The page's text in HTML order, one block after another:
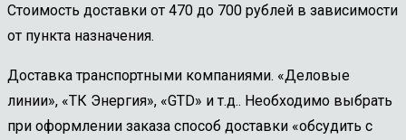
Стоимость доставки от 470 до 700 рублей в зависимости
от пункта назначения.
Доставка транспортными компаниями. «Деловые
линии», «ТК Энергия», «GTD» и т.д.. Необходимо выбрать
при оформлении заказа способ доставки «обсудить с